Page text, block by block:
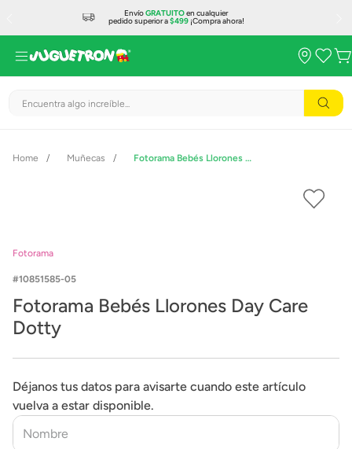
EnvíoGRATUITOen cualquier
pedido superior a$499¡Compra ahora!
Encuentra algo increíble...
Muñecas Fotorama Bebés Llorones Day Care Dotty
Fotorama
10851585-05
Fotorama Bebés Llorones Day Care
Dotty
Déjanos tus datos para avisarte cuando este artículo
vuelva a estar disponible.